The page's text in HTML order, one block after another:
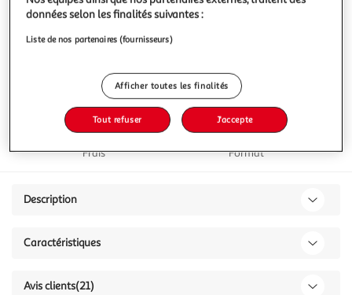
c'est important. Devenu une référence auprès des
professionnels de la
Frais Format
Description
Caractéristiques
Avis clients(21)
données selon les finalités suivantes :
Liste de nos partenaires (fournisseurs)
Afficher toutes les finalités
Tout refuser J'accepte